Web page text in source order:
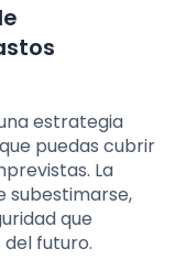
estrategia
puedas cubrir
La
subestimarse,
que
futuro.